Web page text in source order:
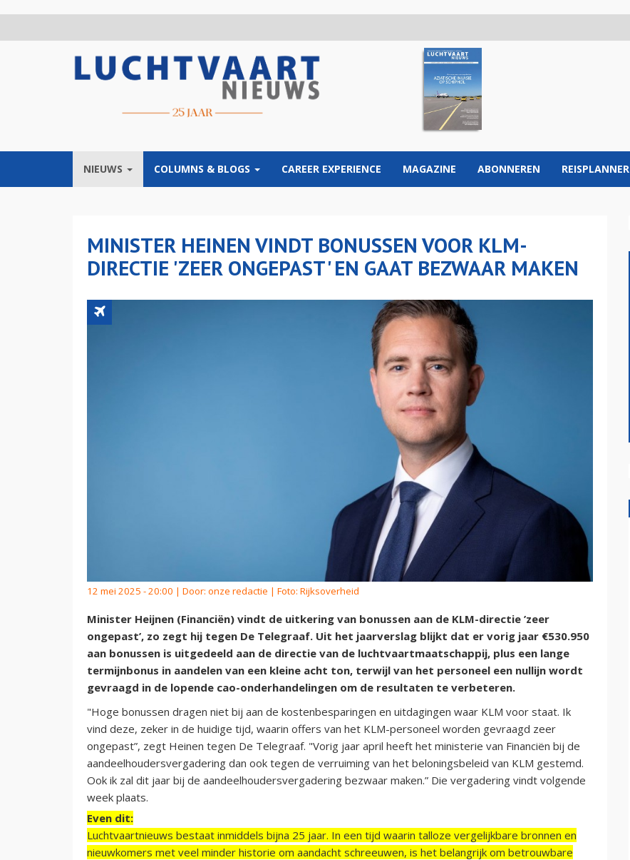
NIEUWS COLUMNS & BLOGS CAREER EXPERIENCE MAGAZINE ABONNEREN REISPLANNER
MINISTER HEINEN VINDT BONUSSEN VOOR KLM-
DIRECTIE 'ZEER ONGEPAST' EN GAAT BEZWAAR MAKEN
12 mei 2025 - 20:00 | Door: onze redactie | Foto: Rijksoverheid
Minister Heijnen (Financiën) vindt de uitkering van bonussen aan de KLM-directie ’zeer
ongepast’, zo zegt hij tegen De Telegraaf. Uit het jaarverslag blijkt dat er vorig jaar €530.950
aan bonussen is uitgedeeld aan de directie van de luchtvaartmaatschappij, plus een lange
termijnbonus in aandelen van een kleine acht ton, terwijl van het personeel een nullijn wordt
gevraagd in de lopende cao-onderhandelingen om de resultaten te verbeteren.
"Hoge bonussen dragen niet bij aan de kostenbesparingen en uitdagingen waar KLM voor staat. Ik
vind deze, zeker in de huidige tijd, waarin offers van het KLM-personeel worden gevraagd zeer
ongepast”, zegt Heinen tegen De Telegraaf. "Vorig jaar april heeft het ministerie van Financiën bij de
aandeelhoudersvergadering dan ook tegen de verruiming van het beloningsbeleid van KLM gestemd.
Ook ik zal dit jaar bij de aandeelhoudersvergadering bezwaar maken.” Die vergadering vindt volgende
week plaats.
Even dit:
Luchtvaartnieuws bestaat inmiddels bijna 25 jaar. In een tijd waarin talloze vergelijkbare bronnen en
nieuwkomers met veel minder historie om aandacht schreeuwen, is het belangrijk om betrouwbare